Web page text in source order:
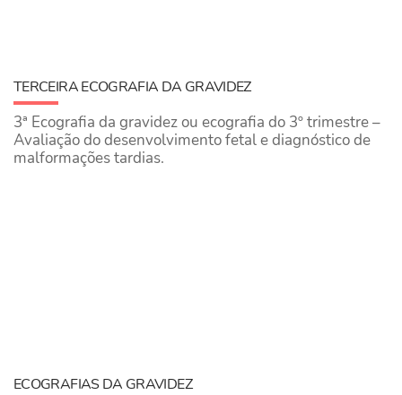
TERCEIRA ECOGRAFIA DA GRAVIDEZ
3ª Ecografia da gravidez ou ecografia do 3º trimestre –
Avaliação do desenvolvimento fetal e diagnóstico de
malformações tardias.
ECOGRAFIAS DA GRAVIDEZ